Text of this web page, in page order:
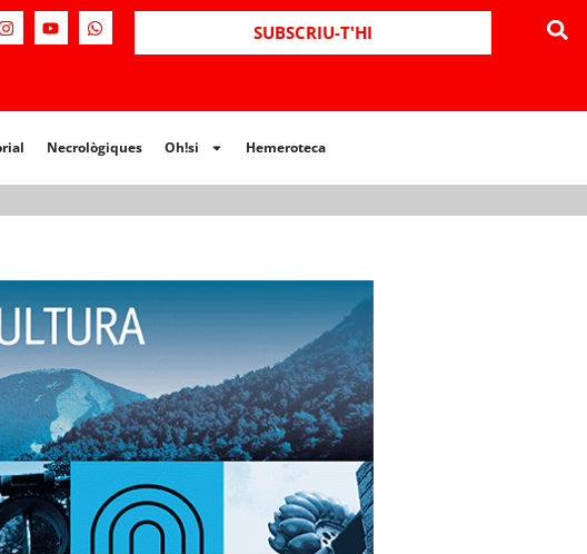
SUBSCRIU-T'HI
Necrològiques Oh!si Hemeroteca
Necrològiques Hemeroteca